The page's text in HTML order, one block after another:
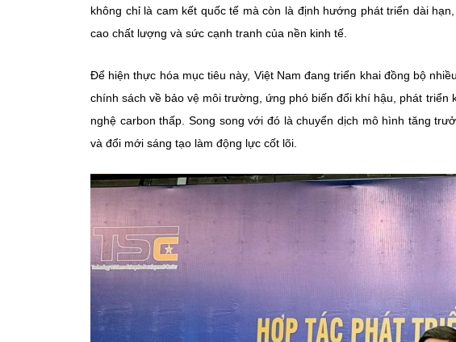
không chỉ là cam kết quốc tế mà còn là định hướng phát triển dài
cao chất lượng và sức cạnh tranh của nền kinh tế.
Để hiện thực hóa mục tiêu này, Việt Nam đang triển khai đồng bộ
chính sách về bảo vệ môi trường, ứng phó biến đổi khí hậu, phát
nghệ carbon thấp. Song song với đó là chuyển dịch mô hình tăng
và đổi mới sáng tạo làm động lực cốt lõi.